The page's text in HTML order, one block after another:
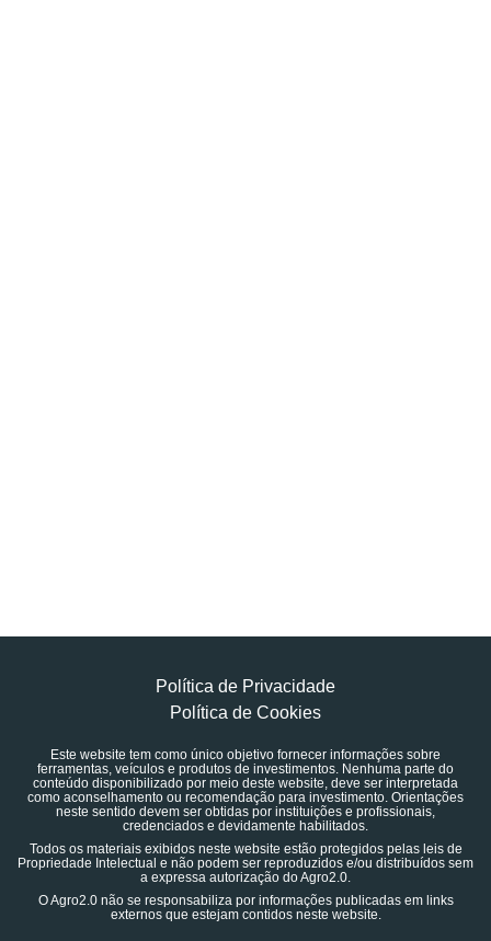
Política de Privacidade
Política de Cookies
Este website tem como único objetivo fornecer informações sobre
ferramentas, veículos e produtos de investimentos. Nenhuma parte do
conteúdo disponibilizado por meio deste website, deve ser interpretada
como aconselhamento ou recomendação para investimento. Orientações
neste sentido devem ser obtidas por instituições e profissionais,
credenciados e devidamente habilitados.
Todos os materiais exibidos neste website estão protegidos pelas leis de
Propriedade Intelectual e não podem ser reproduzidos e/ou distribuídos sem
a expressa autorização do Agro2.0.
O Agro2.0 não se responsabiliza por informações publicadas em links
externos que estejam contidos neste website.